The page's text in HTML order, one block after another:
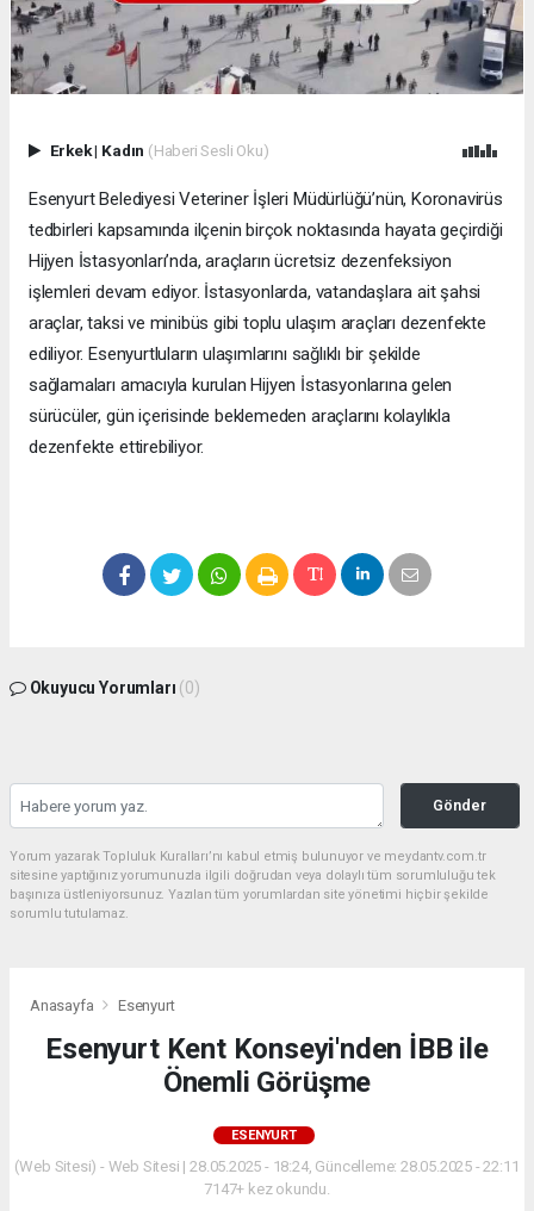
Erkek| Kadın (Haberi Sesli Oku)
Esenyurt Belediyesi Veteriner İşleri Müdürlüğü’nün, Koronavirüs
tedbirleri kapsamında ilçenin birçok noktasında hayata geçirdiği
Hijyen İstasyonları’nda, araçların ücretsiz dezenfeksiyon
işlemleri devam ediyor. İstasyonlarda, vatandaşlara ait şahsi
araçlar, taksi ve minibüs gibi toplu ulaşım araçları dezenfekte
ediliyor. Esenyurtluların ulaşımlarını sağlıklı bir şekilde
sağlamaları amacıyla kurulan Hijyen İstasyonlarına gelen
sürücüler, gün içerisinde beklemeden araçlarını kolaylıkla
dezenfekte ettirebiliyor.
Okuyucu Yorumları (0)
Gönder
Yorum yazarak Topluluk Kuralları’nı kabul etmiş bulunuyor ve meydantv.com.tr
sitesine yaptığınız yorumunuzla ilgili doğrudan veya dolaylı tüm sorumluluğu tek
başınıza üstleniyorsunuz. Yazılan tüm yorumlardan site yönetimi hiçbir şekilde
sorumlu tutulamaz.
Anasayfa Esenyurt
Esenyurt Kent Konseyi'nden İBB ile
Önemli Görüşme
ESENYURT
(Web Sitesi) - Web Sitesi | 28.05.2025 - 18:24, Güncelleme: 28.05.2025 - 22:11
7147+ kez okundu.